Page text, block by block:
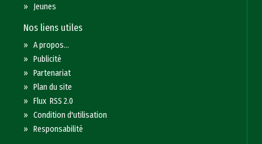
» Jeunes
Nos liens utiles
»A propos...
»Publicité
»Partenariat
»Plan du site
»Flux RSS 2.0
»Condition d'utilisation
»Responsabilité